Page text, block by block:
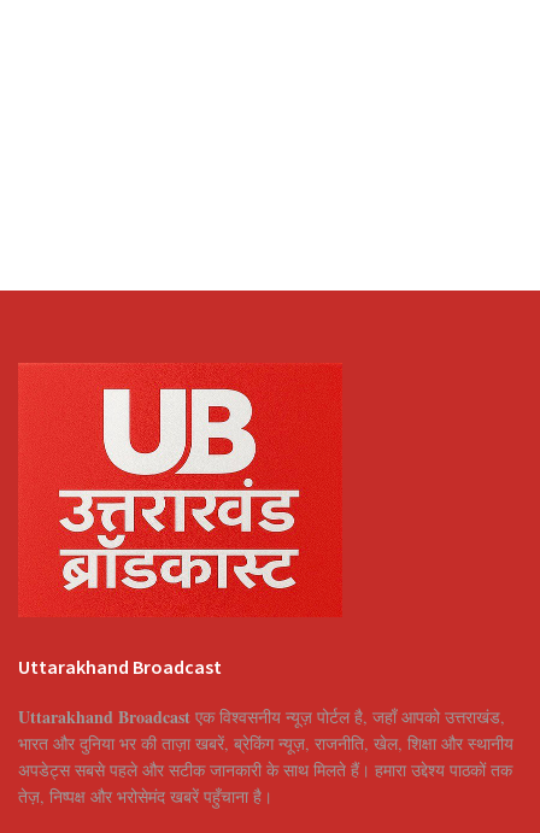
Uttarakhand Broadcast
Uttarakhand Broadcast एक विश्वसनीय न्यूज़ पोर्टल है, जहाँ आपको उत्तराखंड,
भारत और दुनिया भर की ताज़ा खबरें, ब्रेकिंग न्यूज़, राजनीति, खेल, शिक्षा और स्थानीय
अपडेट्स सबसे पहले और सटीक जानकारी के साथ मिलते हैं। हमारा उद्देश्य पाठकों तक
तेज़, निष्पक्ष और भरोसेमंद खबरें पहुँचाना है।